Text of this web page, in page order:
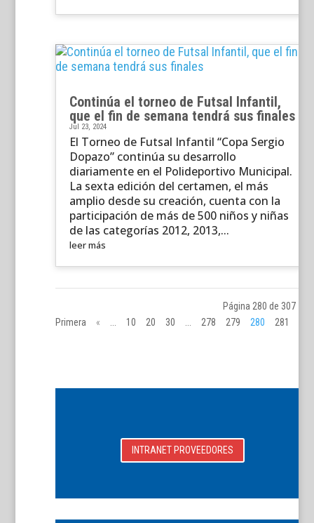
Continúa el torneo de Futsal Infantil,
que el fin de semana tendrá sus finales
Jul 23, 2024
El Torneo de Futsal Infantil “Copa Sergio
Dopazo” continúa su desarrollo
diariamente en el Polideportivo Municipal.
La sexta edición del certamen, el más
amplio desde su creación, cuenta con la
participación de más de 500 niños y niñas
de las categorías 2012, 2013,...
leer más
Página 280 de 307
Primera
« 10 20 30 278 279 280 281
INTRANET PROVEEDORES